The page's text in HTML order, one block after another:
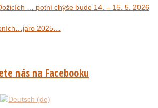
… potní chýše bude 14. – 15. 5. 2026
2025…
nás na Facebooku